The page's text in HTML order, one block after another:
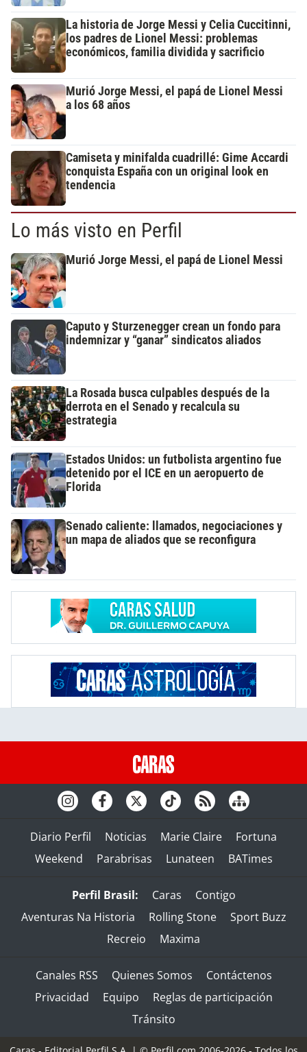
La historia de Jorge Messi y Celia Cuccitinni,
los padres de Lionel Messi: problemas
económicos, familia dividida y sacrificio
Murió Jorge Messi, el papá de Lionel Messi
a los 68 años
Camiseta y minifalda cuadrillé: Gime Accardi
conquista España con un original look en
tendencia
Lo más visto en Perfil
Murió Jorge Messi, el papá de Lionel Messi
Caputo y Sturzenegger crean un fondo para
indemnizar y “ganar” sindicatos aliados
La Rosada busca culpables después de la
derrota en el Senado y recalcula su
estrategia
Estados Unidos: un futbolista argentino fue
detenido por el ICE en un aeropuerto de
Florida
Senado caliente: llamados, negociaciones y
un mapa de aliados que se reconfigura
Diario Perfil Noticias Marie Claire
Fortuna
Weekend
Parabrisas Lunateen BATimes
Perfil Brasil: Caras
Contigo
Aventuras Na Historia
Rolling Stone
Sport Buzz
Recreio
Maxima
Canales RSS Quienes Somos
Contáctenos
Privacidad
Equipo
Reglas de participación
Tránsito